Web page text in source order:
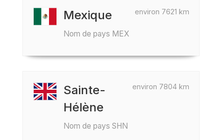
environ 7621 km
Mexique
Nom de pays MEX
environ 7804 km
Sainte-
Hélène
Nom de pays SHN